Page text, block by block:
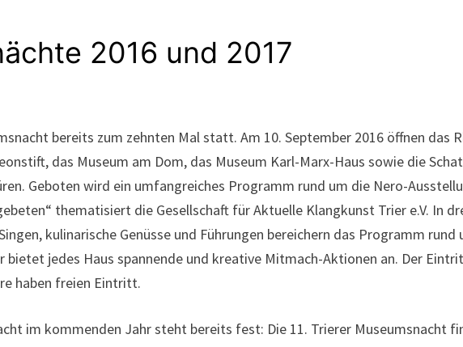
2016 und 2017
bereits zum zehnten Mal statt. Am 10. September 2016 öffnen das
das Museum am Dom, das Museum Karl-Marx-Haus sowie die
Geboten wird ein umfangreiches Programm rund um die Nero-
thematisiert die Gesellschaft für Aktuelle Klangkunst Trier e.V. In
kulinarische Genüsse und Führungen bereichern das Programm rund
bietet jedes Haus spannende und kreative Mitmach-Aktionen an. Der
haben freien Eintritt.
im kommenden Jahr steht bereits fest: Die 11. Trierer Museumsnacht